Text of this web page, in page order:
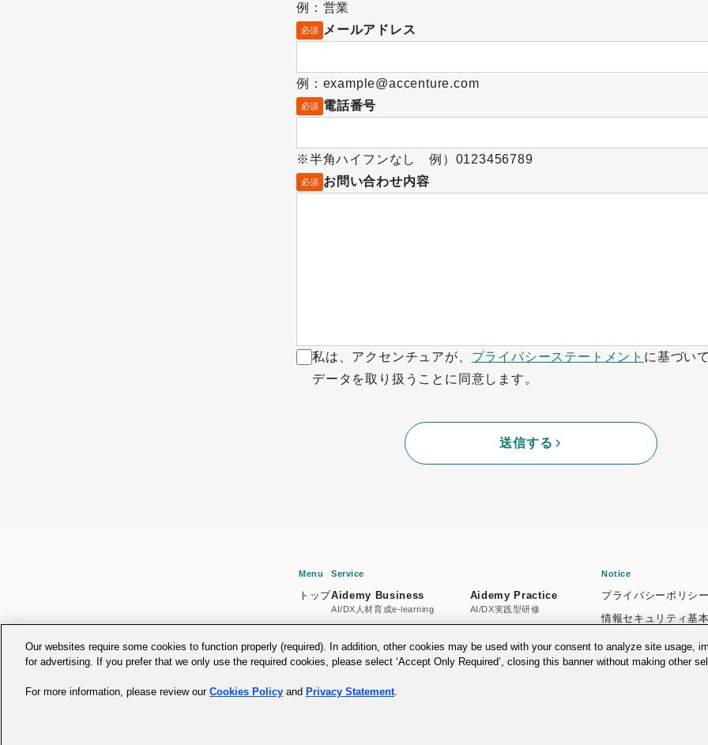
例：営業
必須 メールアドレス
例：example@accenture.com
必須 電話番号
※半角ハイフンなし 例）0123456789
必須 お問い合わせ内容
私は、アクセンチュアが、 プライバシーステートメント に基づい
データを取り扱うことに同意します。
送信する
Menu
トップ
Service
Aidemy Business
AI/DX人材育成e-learning
Aidemy Practice
AI/DX実践型研修
GX人材育成プラットフォーム DX推進力の可視化アセスメント
Notice
プライバシーポリシー
情報セキュリティ基
個人情報の保護に関
推奨環境のご案内
Our websites require some cookies to function properly (required). In addition, other cookies may be used with your consent to analyze site usage,
for advertising. If you prefer that we only use the required cookies, please select ‘Accept Only Required’, closing this banner without making other
For more information, please review our Cookies Policy and Privacy Statement.